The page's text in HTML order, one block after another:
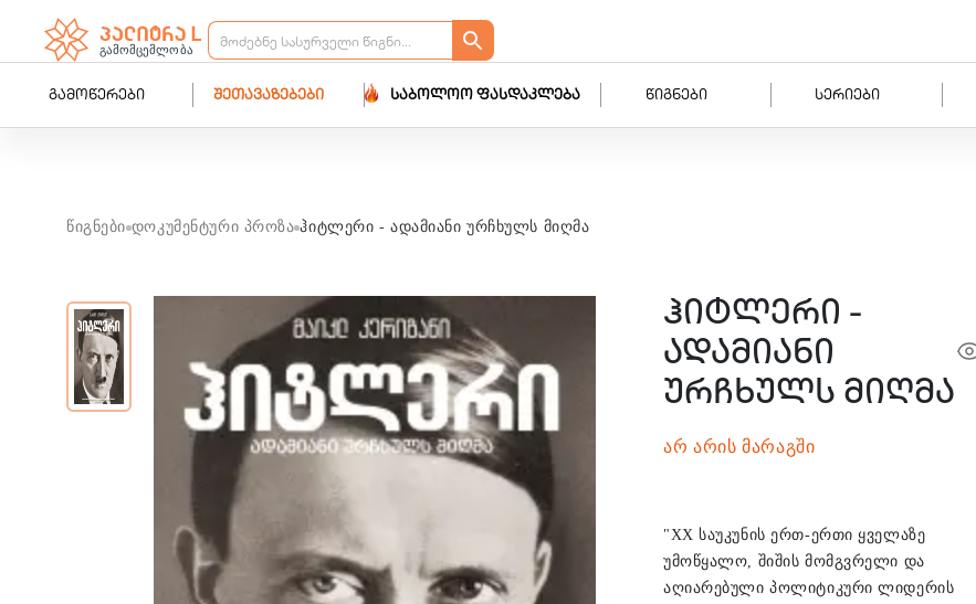
გამოწერები შეთავაზებები საბოლოო ფასდაკლება წიგნები სერიები
წიგნები დოკუმენტური პროზა ჰიტლერი - ადამიანი ურჩხულს მიღმა
ჰიტლერი -
ადამიანი
ურჩხულს მიღმა
არ არის მარაგში
"XX საუკუნის ერთ-ერთი ყველაზე
უმოწყალო, შიშის მომგვრელი და
აღიარებული პოლიტიკური ლიდერის